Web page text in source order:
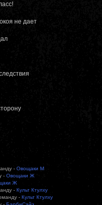
не дает
- Овощаки М
- Овощаки Ж
Ж
- Культ Ктулху
- Культ Ктулху